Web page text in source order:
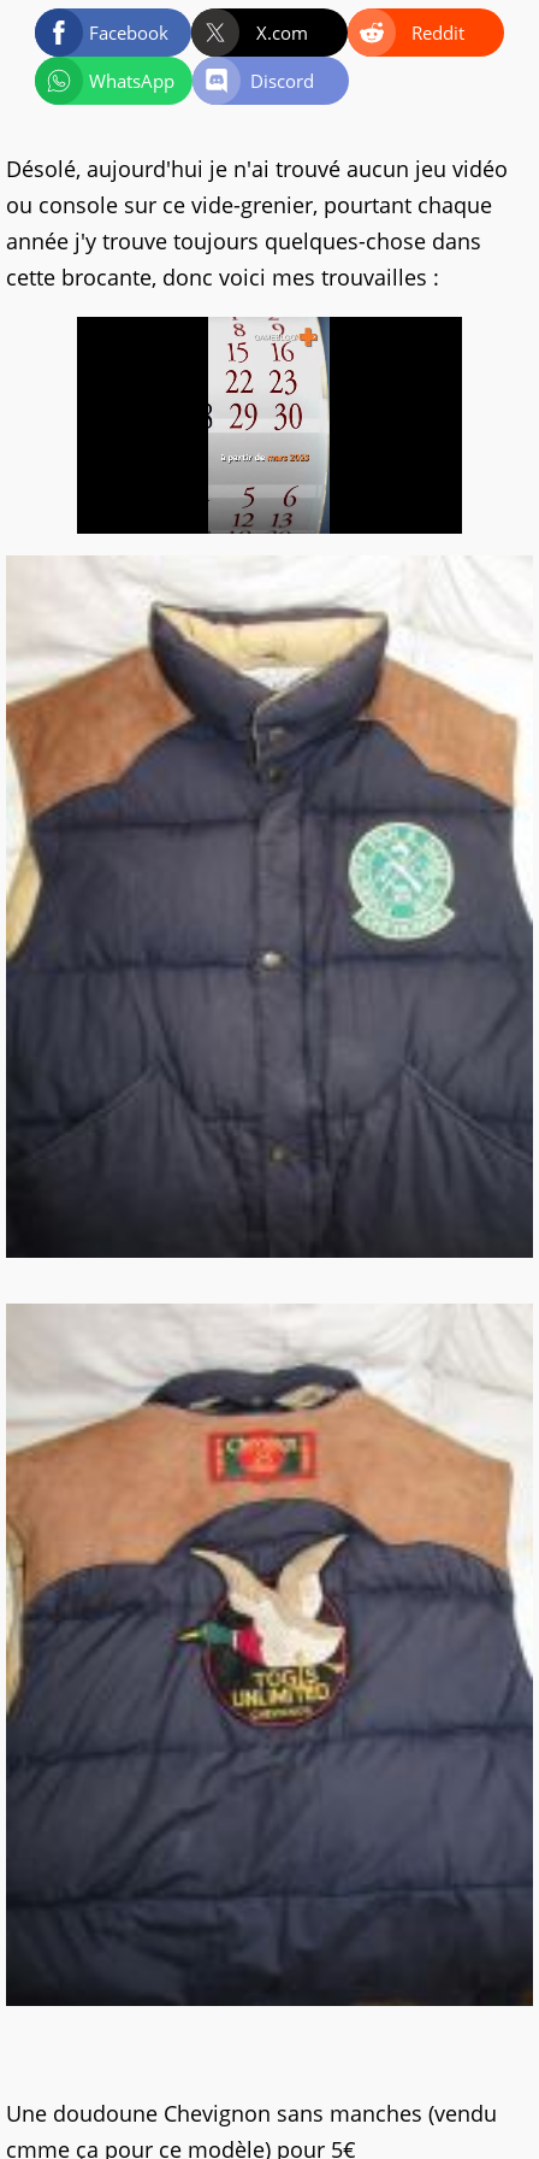
Facebook X.com
Reddit
WhatsApp
Discord
Désolé, aujourd'hui je n'ai trouvé aucun jeu vidéo
ou console sur ce vide-grenier, pourtant chaque
année j'y trouve toujours quelques-chose dans
cette brocante, donc voici mes trouvailles :
Une doudoune Chevignon sans manches (vendu
cmme ça pour ce modèle) pour 5€